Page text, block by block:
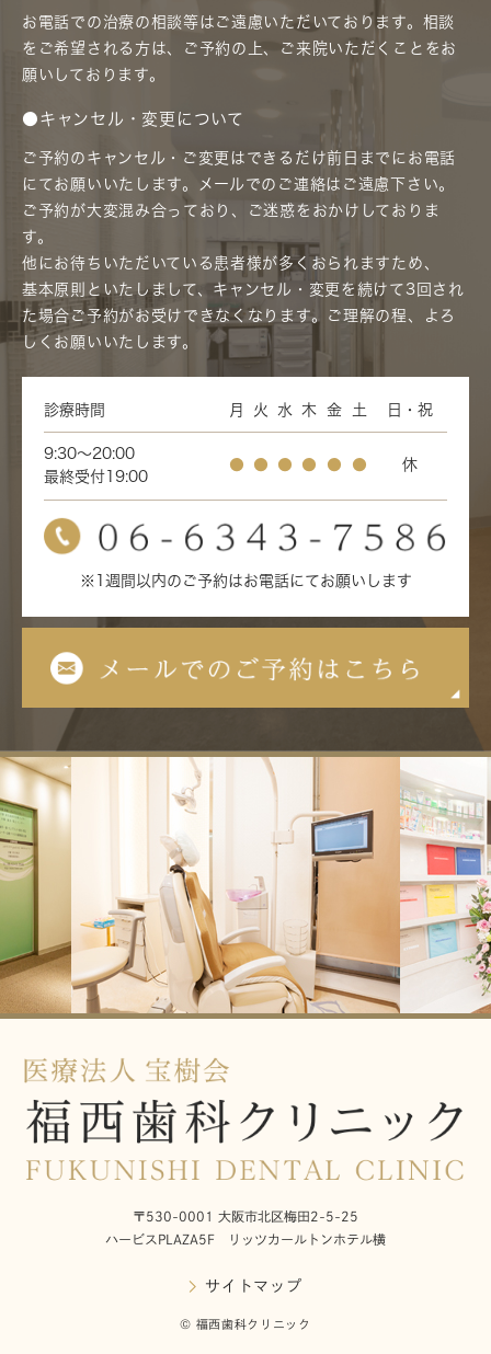
お電話での治療の相談等はご遠慮いただいております。相談
をご希望される方は、ご予約の上、ご来院いただくことをお
願いしております。
●キャンセル・変更について
ご予約のキャンセル・ご変更はできるだけ前日までにお電話
にてお願いいたします。メールでのご連絡はご遠慮下さい。
ご予約が大変混み合っており、ご迷惑をおかけしておりま
す。
他にお待ちいただいている患者様が多くおられますため、
基本原則といたしまして、キャンセル・変更を続けて3回され
た場合ご予約がお受けできなくなります。ご理解の程、よろ
しくお願いいたします。
診療時間 月 火 水 木 金 土 日・祝
9:30～20:00
最終受付19:00
● ● ● ● ● ● 休
※1週間以内のご予約はお電話にてお願いします
〒530-0001 大阪市北区梅田2-5-25
ハービスPLAZA5F リッツカールトンホテル横
サイトマップ
© 福西歯科クリニック